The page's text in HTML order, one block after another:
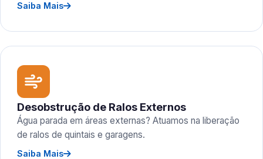
Saiba Mais
Desobstrução de Ralos Externos
Água parada em áreas externas? Atuamos na liberação
de ralos de quintais e garagens.
Saiba Mais